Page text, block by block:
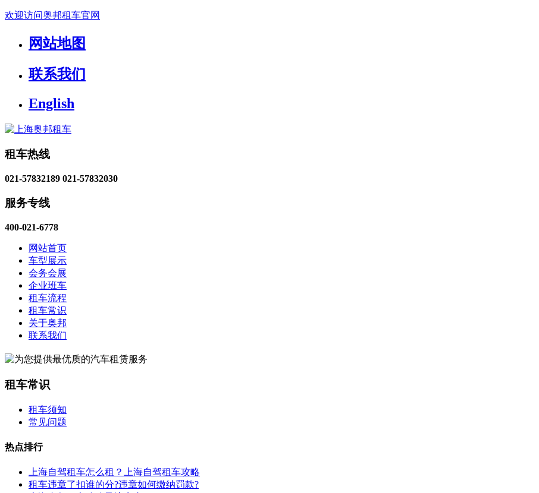
欢迎访问奥邦租车官网
网站地图
联系我们
English
租车热线
021-57832189 021-57832030
服务专线
400-021-6778
网站首页
车型展示
会务会展
企业班车
租车流程
租车常识
关于奥邦
联系我们
租车常识
租车须知
常见问题
热点排行
上海自驾租车怎么租？上海自驾租车攻略
租车违章了扣谁的分?违章如何缴纳罚款?